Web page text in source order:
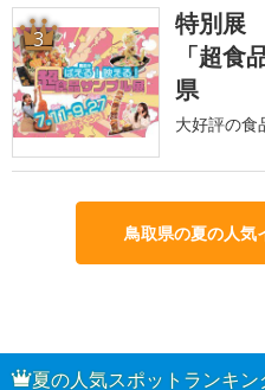
3
特別展
「超食
県
大好評の食
鳥取県の夏の人気
夏の人気スポットランキン